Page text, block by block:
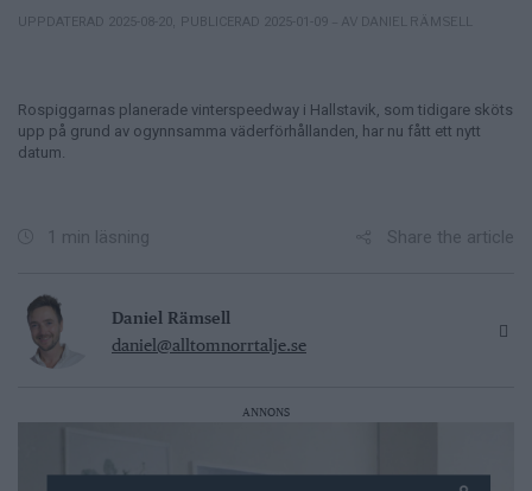
UPPDATERAD 2025-08-20 PUBLICERAD 2025-01-09 – AV DANIEL RÄMSELL
Rospiggarnas planerade vinterspeedway i Hallstavik, som tidigare sköts
upp på grund av ogynnsamma väderförhållanden, har nu fått ett nytt
datum.
1 min läsning Share the article
Daniel Rämsell
daniel@alltomnorrtalje.se
ANNONS